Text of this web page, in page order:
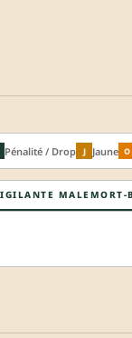
Pénalité / Drop J Jaune O